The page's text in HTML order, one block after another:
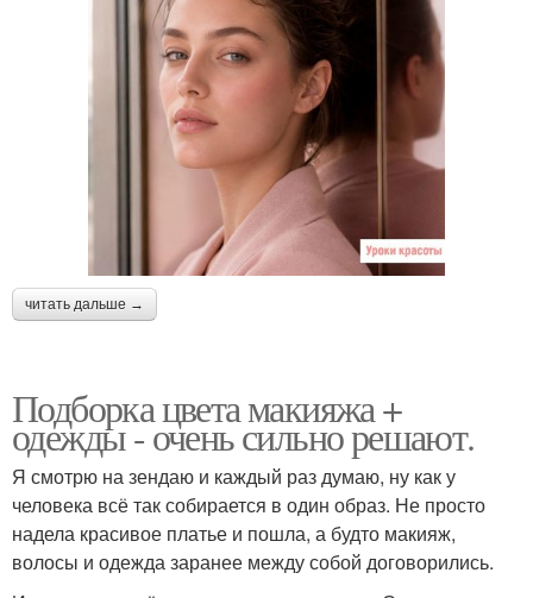
читать дальше →
Подборка цвета макияжа +
одежды - очень сильно решают.
Я смотрю на зендаю и каждый раз думаю, ну как у
человека всё так собирается в один образ. Не просто
надела красивое платье и пошла, а будто макияж,
волосы и одежда заранее между собой договорились.